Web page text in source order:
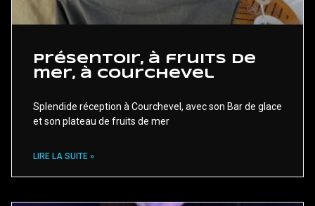
Présentoir, à fruits de
mer, à Courchevel
Splendide réception à Courchevel, avec son Bar de glace
et son plateau de fruits de mer
LIRE LA SUITE »